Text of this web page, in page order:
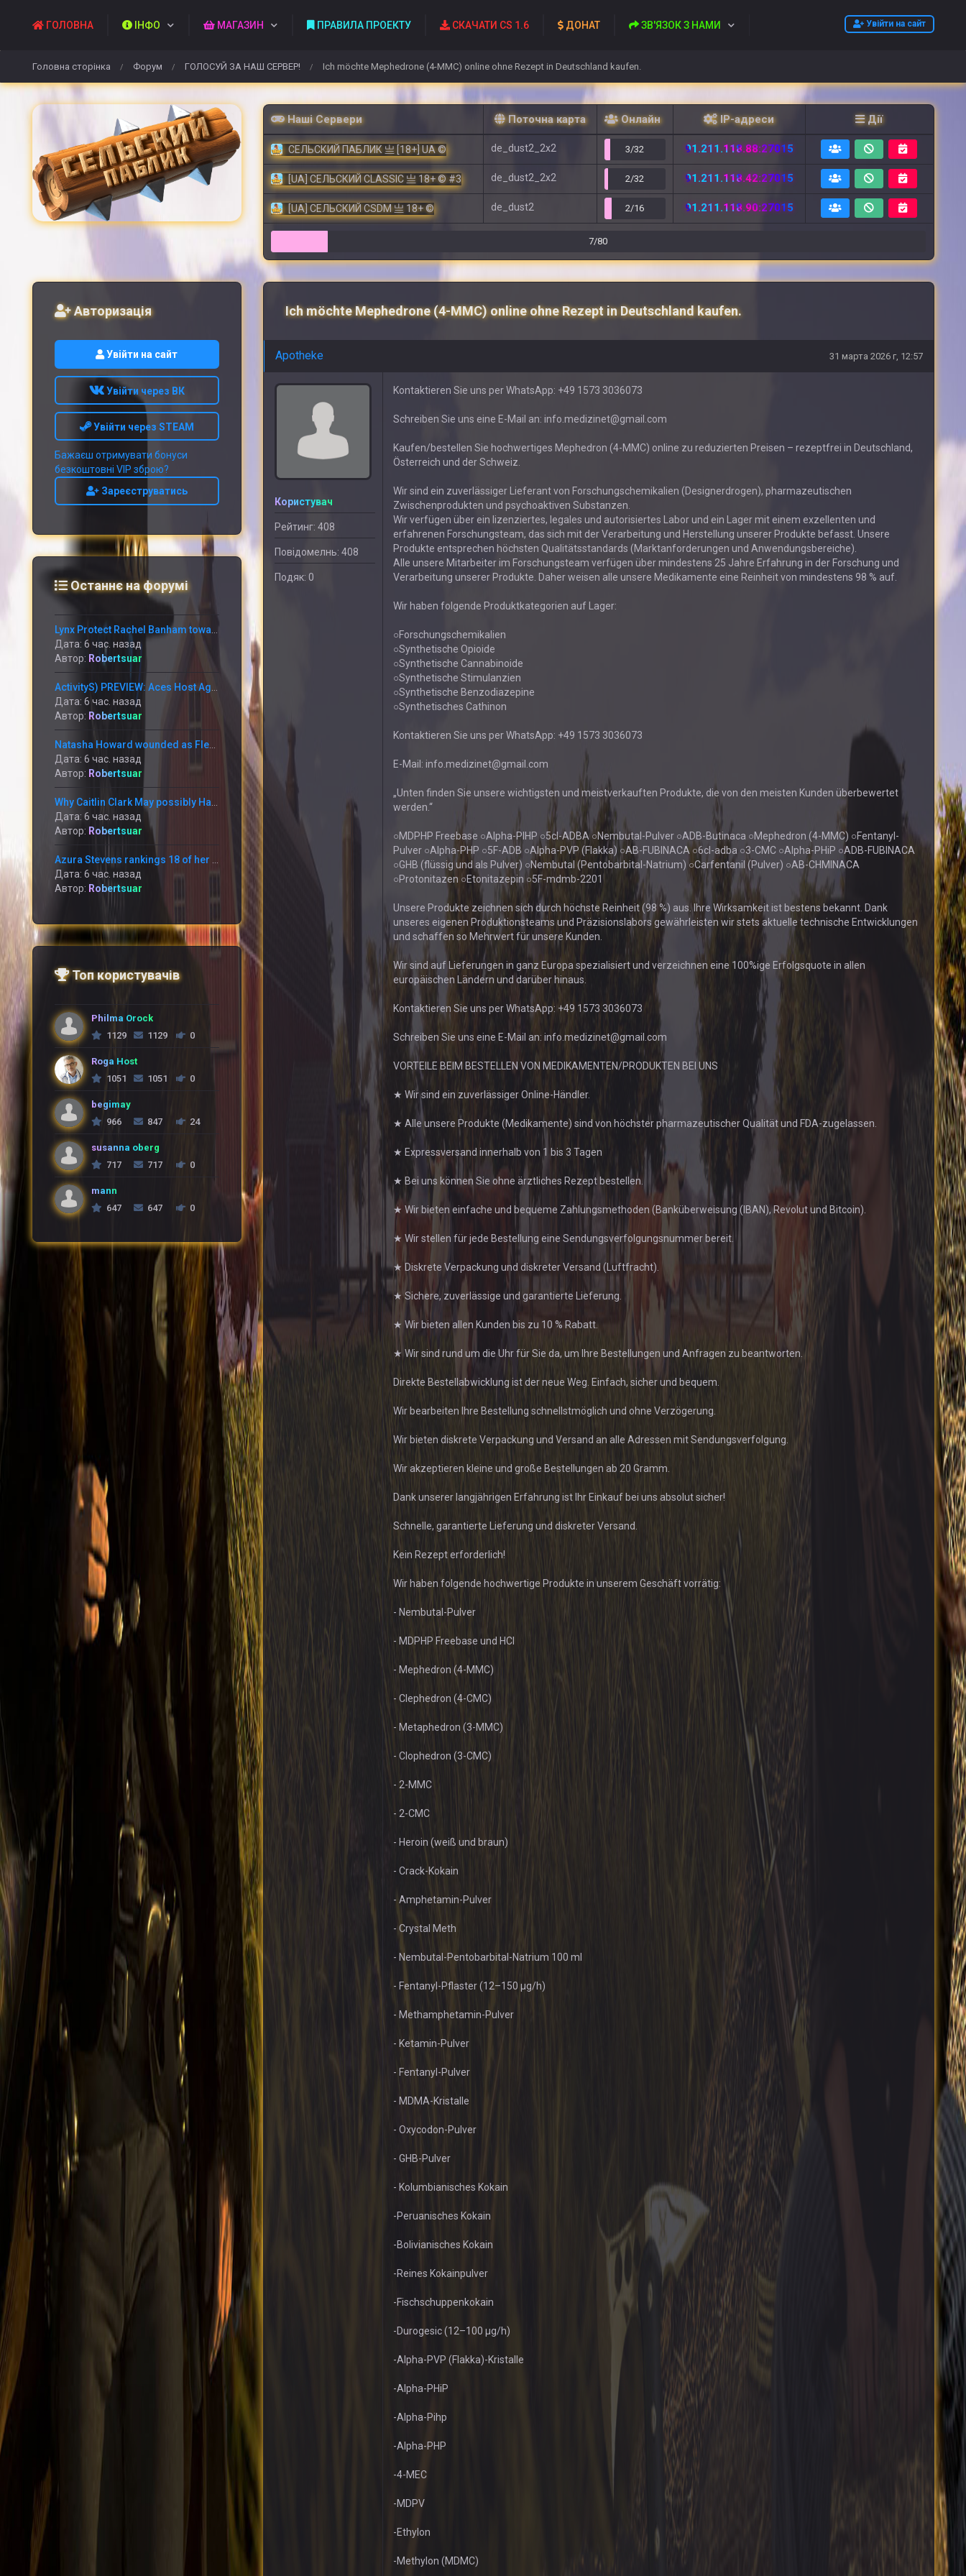
Увійти на сайт
ГОЛОВНА ІНФО МАГАЗИН ПРАВИЛА ПРОЕКТУ СКАЧАТИ CS 1.6 ДОНАТ ЗВ'ЯЗОК З НАМИ
Головна сторінка / Форум / ГОЛОСУЙ ЗА НАШ СЕРВЕР! / Ich möchte Mephedrone (4-MMC) online ohne Rezept in Deutschland kaufen.
Наші Сервери Поточна карта Онлайн IP-адреси Дії
СЕЛЬСКИЙ ПАБЛИК 亗 [18+] UA © de_dust2_2x2 3/32 91.211.118.88:27015
[UA] СЕЛЬСКИЙ CLASSIC 亗 18+ © #3 de_dust2_2x2 2/32 91.211.118.42:27015
[UA] СЕЛЬСКИЙ CSDM 亗 18+ © de_dust2 2/16 91.211.118.90:27015
7/80
Ich möchte Mephedrone (4-MMC) online ohne Rezept in Deutschland kaufen.
Apotheke 31 марта 2026 г, 12:57
Користувач
Рейтинг: 408
Повідомелнь: 408
Подяк: 0
Kontaktieren Sie uns per WhatsApp: +49 1573 3036073
Schreiben Sie uns eine E-Mail an: info.medizinet@gmail.com
Kaufen/bestellen Sie hochwertiges Mephedron (4-MMC) online zu reduzierten Preisen – rezeptfrei in Deutschland,
Österreich und der Schweiz.
Wir sind ein zuverlässiger Lieferant von Forschungschemikalien (Designerdrogen), pharmazeutischen
Zwischenprodukten und psychoaktiven Substanzen.
Wir verfügen über ein lizenziertes, legales und autorisiertes Labor und ein Lager mit einem exzellenten und
erfahrenen Forschungsteam, das sich mit der Verarbeitung und Herstellung unserer Produkte befasst. Unsere
Produkte entsprechen höchsten Qualitätsstandards (Marktanforderungen und Anwendungsbereiche).
Alle unsere Mitarbeiter im Forschungsteam verfügen über mindestens 25 Jahre Erfahrung in der Forschung und
Verarbeitung unserer Produkte. Daher weisen alle unsere Medikamente eine Reinheit von mindestens 98 % auf.
Wir haben folgende Produktkategorien auf Lager:
○Forschungschemikalien
○Synthetische Opioide
○Synthetische Cannabinoide
○Synthetische Stimulanzien
○Synthetische Benzodiazepine
○Synthetisches Cathinon
Kontaktieren Sie uns per WhatsApp: +49 1573 3036073
E-Mail: info.medizinet@gmail.com
„Unten finden Sie unsere wichtigsten und meistverkauften Produkte, die von den meisten Kunden überbewertet
werden.“
○MDPHP Freebase ○Alpha-PIHP ○5cl-ADBA ○Nembutal-Pulver ○ADB-Butinaca ○Mephedron (4-MMC) ○Fentanyl-
Pulver ○Alpha-PHP ○5F-ADB ○Alpha-PVP (Flakka) ○AB-FUBINACA ○6cl-adba ○3-CMC ○Alpha-PHiP ○ADB-FUBINACA
○GHB (flüssig und als Pulver) ○Nembutal (Pentobarbital-Natrium) ○Carfentanil (Pulver) ○AB-CHMINACA
○Protonitazen ○Etonitazepin ○5F-mdmb-2201
Unsere Produkte zeichnen sich durch höchste Reinheit (98 %) aus. Ihre Wirksamkeit ist bestens bekannt. Dank
unseres eigenen Produktionsteams und Präzisionslabors gewährleisten wir stets aktuelle technische Entwicklungen
und schaffen so Mehrwert für unsere Kunden.
Wir sind auf Lieferungen in ganz Europa spezialisiert und verzeichnen eine 100%ige Erfolgsquote in allen
europäischen Ländern und darüber hinaus.
Kontaktieren Sie uns per WhatsApp: +49 1573 3036073
Schreiben Sie uns eine E-Mail an: info.medizinet@gmail.com
VORTEILE BEIM BESTELLEN VON MEDIKAMENTEN/PRODUKTEN BEI UNS
★ Wir sind ein zuverlässiger Online-Händler.
★ Alle unsere Produkte (Medikamente) sind von höchster pharmazeutischer Qualität und FDA-zugelassen.
★ Expressversand innerhalb von 1 bis 3 Tagen
★ Bei uns können Sie ohne ärztliches Rezept bestellen.
★ Wir bieten einfache und bequeme Zahlungsmethoden (Banküberweisung (IBAN), Revolut und Bitcoin).
★ Wir stellen für jede Bestellung eine Sendungsverfolgungsnummer bereit.
★ Diskrete Verpackung und diskreter Versand (Luftfracht).
★ Sichere, zuverlässige und garantierte Lieferung.
★ Wir bieten allen Kunden bis zu 10 % Rabatt.
★ Wir sind rund um die Uhr für Sie da, um Ihre Bestellungen und Anfragen zu beantworten.
Direkte Bestellabwicklung ist der neue Weg. Einfach, sicher und bequem.
Wir bearbeiten Ihre Bestellung schnellstmöglich und ohne Verzögerung.
Wir bieten diskrete Verpackung und Versand an alle Adressen mit Sendungsverfolgung.
Wir akzeptieren kleine und große Bestellungen ab 20 Gramm.
Dank unserer langjährigen Erfahrung ist Ihr Einkauf bei uns absolut sicher!
Schnelle, garantierte Lieferung und diskreter Versand.
Kein Rezept erforderlich!
Wir haben folgende hochwertige Produkte in unserem Geschäft vorrätig:
- Nembutal-Pulver
- MDPHP Freebase und HCl
- Mephedron (4-MMC)
- Clephedron (4-CMC)
- Metaphedron (3-MMC)
- Clophedron (3-CMC)
- 2-MMC
- 2-CMC
- Heroin (weiß und braun)
- Crack-Kokain
- Amphetamin-Pulver
- Crystal Meth
- Nembutal-Pentobarbital-Natrium 100 ml
- Fentanyl-Pflaster (12–150 µg/h)
- Methamphetamin-Pulver
- Ketamin-Pulver
- Fentanyl-Pulver
- MDMA-Kristalle
- Oxycodon-Pulver
- GHB-Pulver
- Kolumbianisches Kokain
-Peruanisches Kokain
-Bolivianisches Kokain
-Reines Kokainpulver
-Fischschuppenkokain
-Durogesic (12–100 µg/h)
-Alpha-PVP (Flakka)-Kristalle
-Alpha-PHiP
-Alpha-Pihp
-Alpha-PHP
-4-MEC
-MDPV
-Ethylon
-Methylon (MDMC)
Авторизація
Увійти на сайт
Увійти через ВК
Увійти через STEAM
Бажаєш отримувати бонуси
безкоштовні VIP зброю?
Зареєструватись
Останнє на форумі
Дата: 6 час. назад
Автор: Robertsuar
Дата: 6 час. назад
Автор: Robertsuar
Natasha Howard wounded as Flexibility go through annoying reduction in the direction of the Mercury
Дата: 6 час. назад
Автор: Robertsuar
Дата: 6 час. назад
Автор: Robertsuar
Дата: 6 час. назад
Автор: Robertsuar
Топ користувачів
Philma Orock
1129
1129 0
Roga Host
1051
1051 0
begimay
966
847 24
susanna oberg
717
717 0
mann
647
647 0